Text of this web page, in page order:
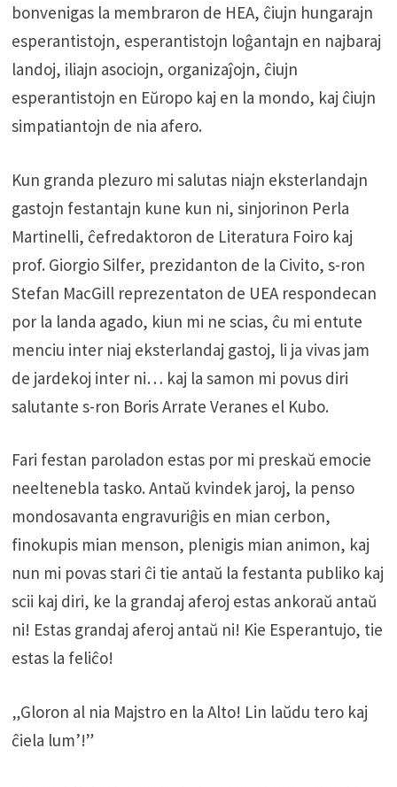
bonvenigas la membraron de HEA, ĉiujn hungarajn
esperantistojn, esperantistojn loĝantajn en najbaraj
landoj, iliajn asociojn, organizaĵojn, ĉiujn
esperantistojn en Eŭropo kaj en la mondo, kaj ĉiujn
simpatiantojn de nia afero.
Kun granda plezuro mi salutas niajn eksterlandajn
gastojn festantajn kune kun ni, sinjorinon Perla
Martinelli, ĉefredaktoron de Literatura Foiro kaj
prof. Giorgio Silfer, prezidanton de la Civito, s-ron
Stefan MacGill reprezentaton de UEA respondecan
por la landa agado, kiun mi ne scias, ĉu mi entute
menciu inter niaj eksterlandaj gastoj, li ja vivas jam
de jardekoj inter ni… kaj la samon mi povus diri
salutante s-ron Boris Arrate Veranes el Kubo.
Fari festan paroladon estas por mi preskaŭ emocie
neeltenebla tasko. Antaŭ kvindek jaroj, la penso
mondosavanta engravuriĝis en mian cerbon,
finokupis mian menson, plenigis mian animon, kaj
nun mi povas stari ĉi tie antaŭ la festanta publiko kaj
scii kaj diri, ke la grandaj aferoj estas ankoraŭ antaŭ
ni! Estas grandaj aferoj antaŭ ni! Kie Esperantujo, tie
estas la feliĉo!
„Gloron al nia Majstro en la Alto! Lin laŭdu tero kaj
ĉiela lum’!”